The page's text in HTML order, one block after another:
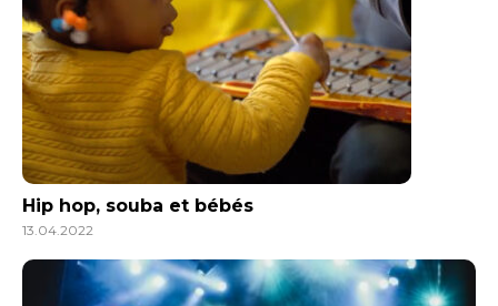
Hip hop, souba et bébés
13.04.2022